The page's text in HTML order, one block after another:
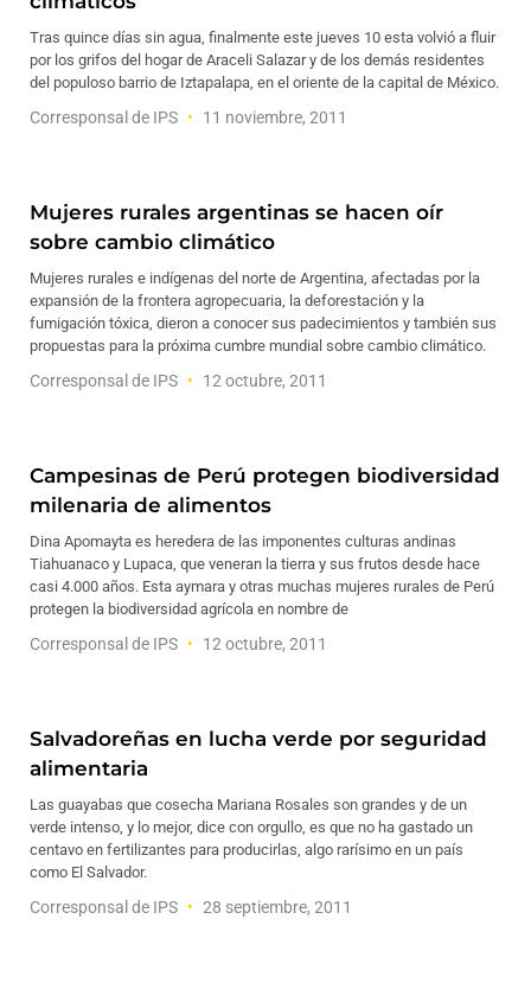
Tras quince días sin agua, finalmente este jueves 10 esta volvió a fluir
por los grifos del hogar de Araceli Salazar y de los demás residentes
del populoso barrio de Iztapalapa, en el oriente de la capital de México.
Corresponsal de IPS 11 noviembre, 2011
Mujeres rurales argentinas se hacen oír
sobre cambio climático
Mujeres rurales e indígenas del norte de Argentina, afectadas por la
expansión de la frontera agropecuaria, la deforestación y la
fumigación tóxica, dieron a conocer sus padecimientos y también sus
propuestas para la próxima cumbre mundial sobre cambio climático.
Corresponsal de IPS 12 octubre, 2011
Campesinas de Perú protegen biodiversidad
milenaria de alimentos
Dina Apomayta es heredera de las imponentes culturas andinas
Tiahuanaco y Lupaca, que veneran la tierra y sus frutos desde hace
casi 4.000 años. Esta aymara y otras muchas mujeres rurales de Perú
protegen la biodiversidad agrícola en nombre de
Corresponsal de IPS 12 octubre, 2011
Salvadoreñas en lucha verde por seguridad
alimentaria
Las guayabas que cosecha Mariana Rosales son grandes y de un
verde intenso, y lo mejor, dice con orgullo, es que no ha gastado un
centavo en fertilizantes para producirlas, algo rarísimo en un país
como El Salvador.
Corresponsal de IPS 28 septiembre, 2011